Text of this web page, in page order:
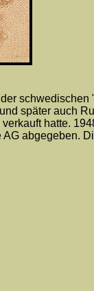
schwedischen
später auch
hatte.
abgegeben.